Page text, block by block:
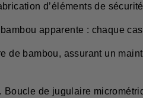
d’éléments de
apparente : chaque
de bambou, assurant un
de jugulaire